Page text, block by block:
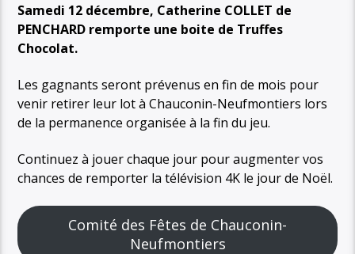
Samedi 12 décembre, Catherine COLLET de
PENCHARD remporte une boite de Truffes
Chocolat.
Les gagnants seront prévenus en fin de mois pour
venir retirer leur lot à Chauconin-Neufmontiers lors
de la permanence organisée à la fin du jeu.
Continuez à jouer chaque jour pour augmenter vos
chances de remporter la télévision 4K le jour de Noël.
Comité des Fêtes de Chauconin-
Neufmontiers